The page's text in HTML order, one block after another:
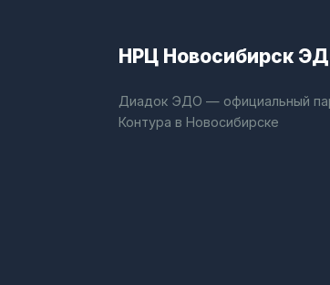
НРЦ Новосибирск
Диадок ЭДО — официальный
Контура в Новосибирске